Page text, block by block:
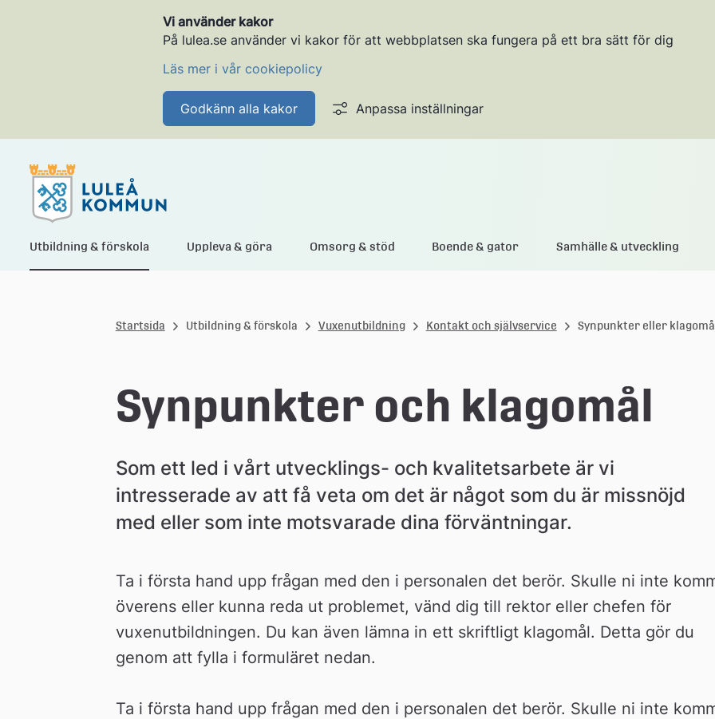
Vi använder kakor
På lulea.se använder vi kakor för att webbplatsen ska fungera på ett bra sätt för dig
Läs mer i vår cookiepolicy
Godkänn alla kakor Anpassa inställningar
L
Utbildning & förskola Uppleva & göra Omsorg & stöd Boende & gator Samhälle & utveckling
Startsida Utbildning & förskola Vuxenutbildning Kontakt och självservice Synpunkter eller
Synpunkter och klagomål
Som ett led i vårt utvecklings- och kvalitetsarbete är vi
intresserade av att få veta om det är något som du är missnöjd
med eller som inte motsvarade dina förväntningar.
Ta i första hand upp frågan med den i personalen det berör. Skulle ni inte
överens eller kunna reda ut problemet, vänd dig till rektor eller chefen för
vuxenutbildningen. Du kan även lämna in ett skriftligt klagomål. Detta gör du
genom att fylla i formuläret nedan.
Ta i första hand upp frågan med den i personalen det berör. Skulle ni inte